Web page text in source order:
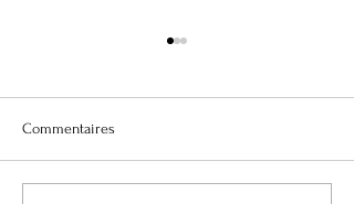
Commentaires